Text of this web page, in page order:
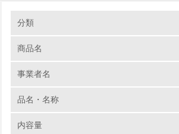
環境に配慮した原材料調達
はい
※要請している場合は「は
はい
1.環境取り組み体制
No.
分類
商品名
事業者名
品名・名称
内容量